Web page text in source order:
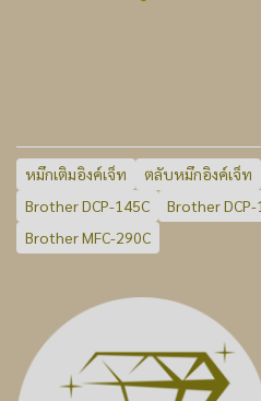
หมึกเติมอิงค์เจ็ท ตลับหมึกอิงค์เจ็ท
Brother DCP-145C
Brother DCP-
Brother MFC-290C